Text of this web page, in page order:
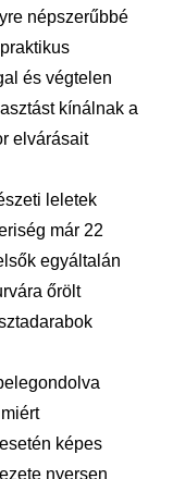
népszerűbbé
és végtelen
kínálnak a
elvárásait
leletek
már 22
egyáltalán
őrölt
képes
nyersen